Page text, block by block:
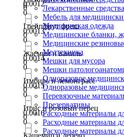
0
0
Грейпфрут фреш
0
Жасмин и ваниль
0
Имбирь и лемонграсс
0
Ирис и розовый перец
0
Кашемир и дерево
0.0012
0
0.0013
0
0.0014
0
0.0015
0
0.0016
0
Лекарственные средства
Мебель для
Медицинская одежда
Медицинские бланки,
Медицинские
Медтехника
Мешки для мусора
Мешки
Одноразовое
Одноразовые
Перевязочные
Презервативы
Расходные материалы
Расходные материалы
Расходные материалы